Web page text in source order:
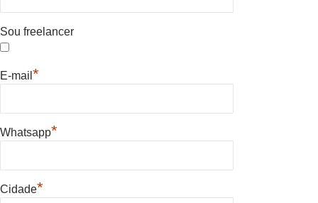
Sou freelancer
E-mail *
Whatsapp*
Cidade*